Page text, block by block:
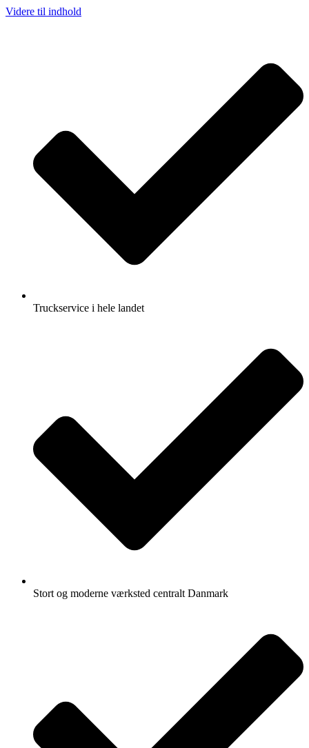
Videre til indhold
Truckservice i hele landet
Stort og moderne værksted centralt Danmark